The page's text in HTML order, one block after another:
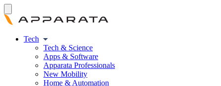
Tech
Tech & Science
Apps & Software
Apparata Professionals
New Mobility
Home & Automation